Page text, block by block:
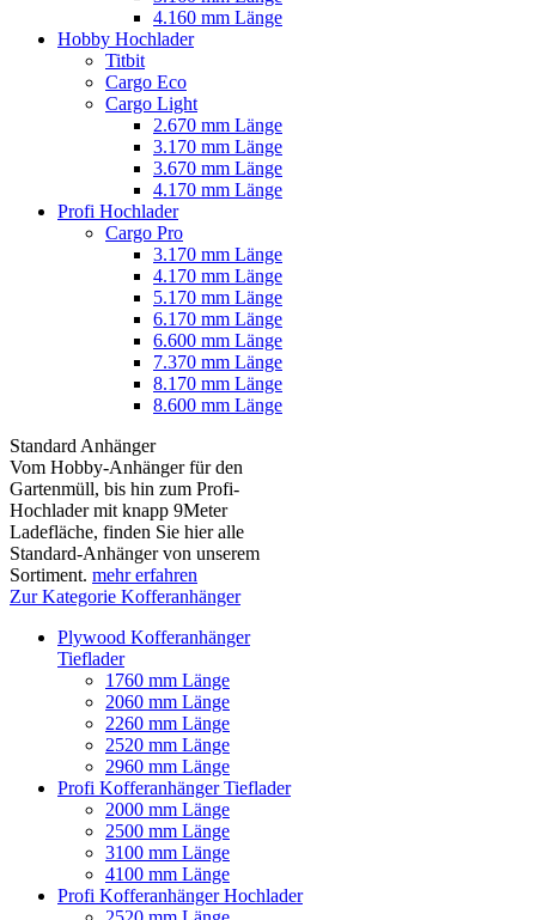
4.160 mm Länge
Hobby Hochlader
Titbit
Cargo Eco
Cargo Light
2.670 mm Länge
3.170 mm Länge
3.670 mm Länge
4.170 mm Länge
Profi Hochlader
Cargo Pro
3.170 mm Länge
4.170 mm Länge
5.170 mm Länge
6.170 mm Länge
6.600 mm Länge
7.370 mm Länge
8.170 mm Länge
8.600 mm Länge
Standard Anhänger
Vom Hobby-Anhänger für den
Gartenmüll, bis hin zum Profi-
Hochlader mit knapp 9Meter
Ladefläche, finden Sie hier alle
Standard-Anhänger von unserem
Sortiment. mehr erfahren
Zur Kategorie Kofferanhänger
Plywood Kofferanhänger
Tieflader
1760 mm Länge
2060 mm Länge
2260 mm Länge
2520 mm Länge
2960 mm Länge
Profi Kofferanhänger Tieflader
2000 mm Länge
2500 mm Länge
3100 mm Länge
4100 mm Länge
Profi Kofferanhänger Hochlader